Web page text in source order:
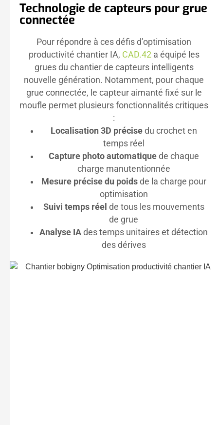
Technologie de capteurs pour grue
connectée
Pour répondre à ces défis d’optimisation
productivité chantier IA, CAD.42a équipé les
grues du chantier de capteurs intelligents
nouvelle génération. Notamment, pour chaque
grue connectée, le capteur aimanté fixé sur le
moufle permet plusieurs fonctionnalités critiques
:
Localisation 3D précisedu crochet en
temps réel
Capture photo automatiquede chaque
charge manutentionnée
Mesure précise du poidsde la charge pour
optimisation
Suivi temps réel de tous les mouvements
de grue
Analyse IA des temps unitaires et détection
des dérives